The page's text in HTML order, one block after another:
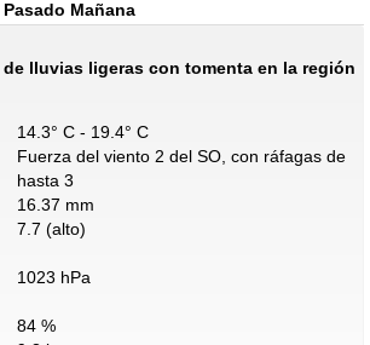
Pasado Mañana
lluvias ligeras con tomenta en la región
14.3° C - 19.4° C
Fuerza del viento 2 del SO, con ráfagas de
hasta 3
16.37 mm
7.7 (alto)
1023 hPa
84 %